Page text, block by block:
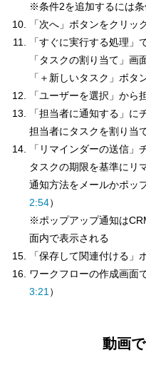
※条件2を追加するには
「次へ」ボタンをクリッ
「すぐに実行する処理」
「タスクの割り当て」画
「＋新しいタスク」ボタ
「ユーザーを選択」から
「担当者に通知する」に
担当者にタスクを割り当
「リマインダーの送信」
タスクの期限を基準にリ
通知方法をメールかポッ
2:54）
※ポップアップ通知は
面内で表示される
「保存して関連付ける」
ワークフローの作成画面
3:21 ）
動画